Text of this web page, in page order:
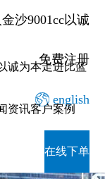
沙9001cc以诚
免费注册
english
诚为本走进比蓝
资讯客户案例
在线下单